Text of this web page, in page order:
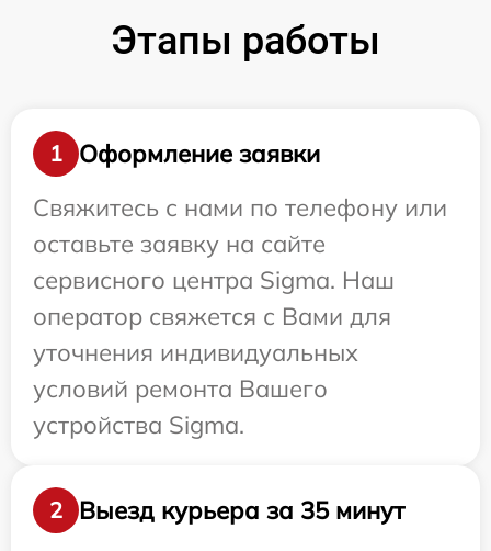
Этапы работы
1
Оформление заявки
Свяжитесь с нами по телефону или
оставьте заявку на сайте
сервисного центра Sigma. Наш
оператор свяжется с Вами для
уточнения индивидуальных
условий ремонта Вашего
устройства Sigma.
2
Выезд курьера за 35 минут